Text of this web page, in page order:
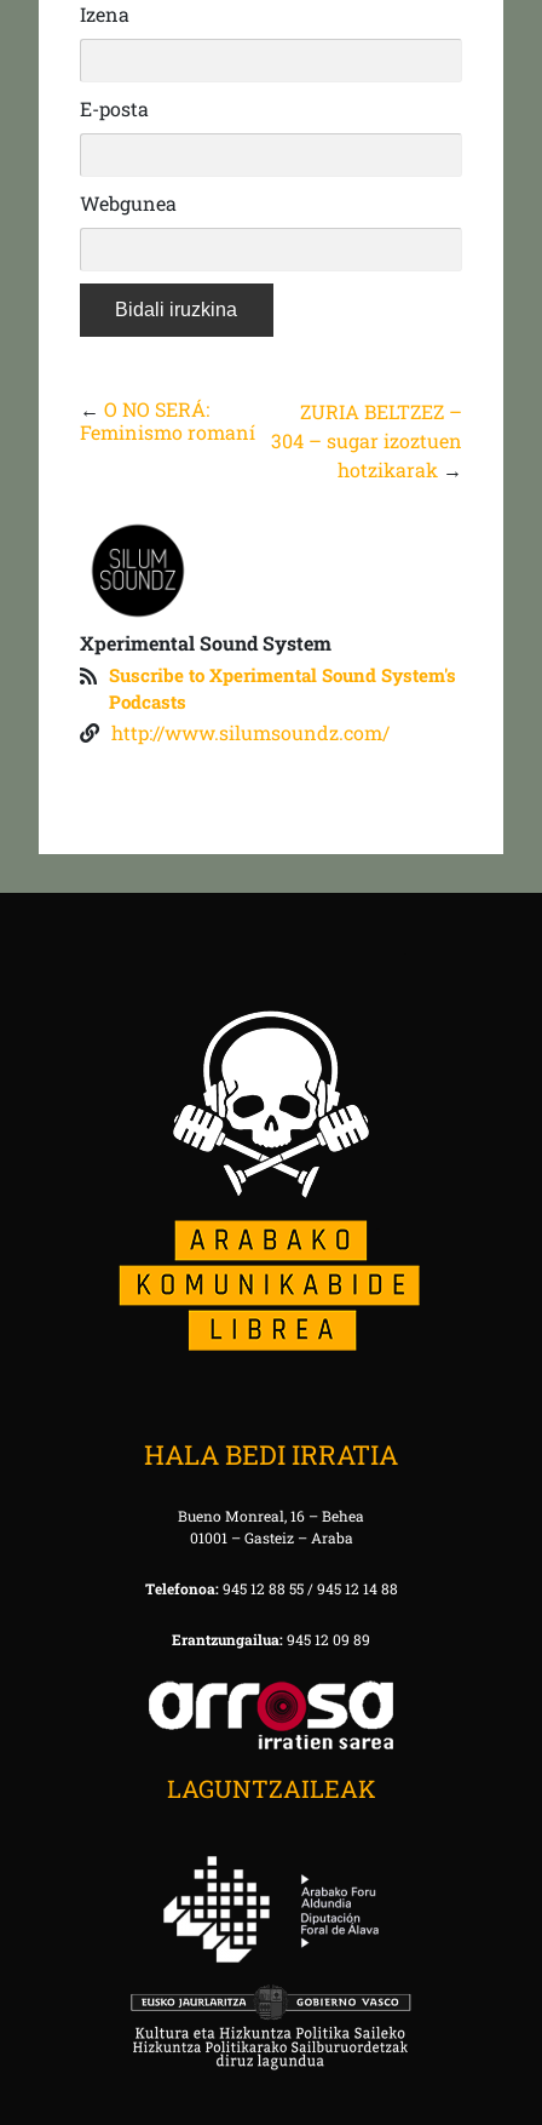
Izena
E-posta
Webgunea
← O NO SERÁ:
Feminismo romaní
ZURIA BELTZEZ –
304 – sugar izoztuen
hotzikarak →
Xperimental Sound System
Suscribe to Xperimental Sound System's
Podcasts
http://www.silumsoundz.com/
HALA BEDI IRRATIA
Bueno Monreal, 16 – Behea
01001 – Gasteiz – Araba
Telefonoa:945 12 88 55 / 945 12 14 88
Erantzungailua:945 12 09 89
LAGUNTZAILEAK